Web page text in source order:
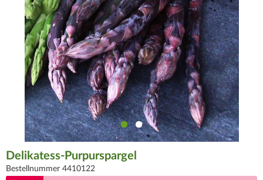
Delikatess-Purpurspargel
Bestellnummer 4410122